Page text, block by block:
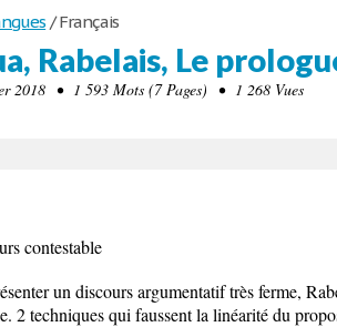
/Français
Rabelais, Le
2018 • 1 593 Mots (7 Pages) • 1 268 Vues
contestable
un discours argumentatif très ferme,
2 techniques qui faussent la linéarité du